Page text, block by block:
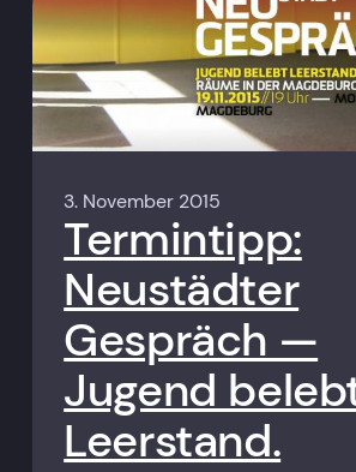
3. November 2015
Termintipp:
Neustädter
Gespräch —
Jugend
Leerstand.